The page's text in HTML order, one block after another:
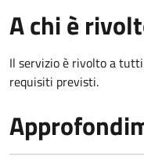
A chi è
Il servizio è rivolto a
requisiti previsti.